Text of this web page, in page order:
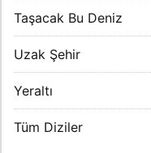
Taşacak Bu Deniz
Uzak Şehir
Yeraltı
Tüm Diziler